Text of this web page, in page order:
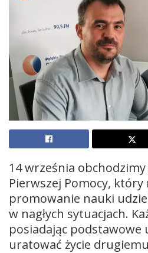
14 września
Pierwszej Pomocy, który
promowanie nauki
w nagłych sytuacjach.
posiadając podstawowe
uratować życie